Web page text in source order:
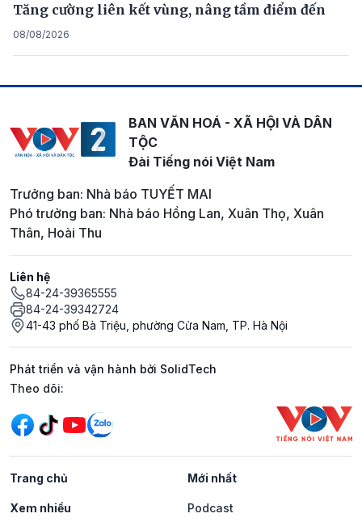
Tăng cường liên kết vùng, nâng tầm điểm đến
08/08/2026
BAN VĂN HOÁ - XÃ HỘI VÀ DÂN
TỘC
Đài Tiếng nói Việt Nam
Trưởng ban: Nhà báo TUYẾT MAI
Phó trưởng ban: Nhà báo Hồng Lan, Xuân Thọ, Xuân
Thân, Hoài Thu
Liên hệ
84-24-39365555
84-24-39342724
41-43 phố Bà Triệu, phường Cửa Nam, TP. Hà Nội
Phát triển và vận hành bởi SolidTech
Mạng xã hội
Theo dõi:
Trang chủ Mới nhất
Xem nhiều Podcast